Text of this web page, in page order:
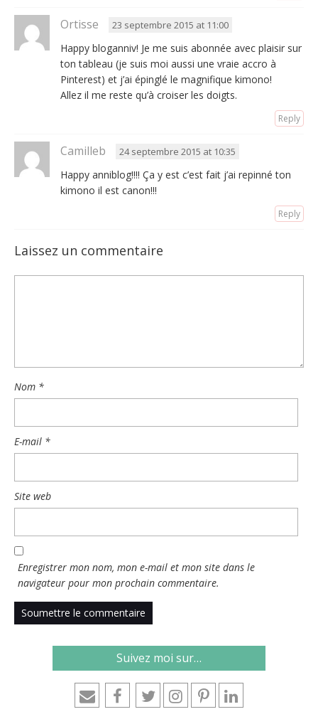
Ortisse 23 septembre 2015 at 11:00
Happy bloganniv! Je me suis abonnée avec plaisir sur
ton tableau (je suis moi aussi une vraie accro à
Pinterest) et j’ai épinglé le magnifique kimono!
Allez il me reste qu’à croiser les doigts.
Reply
Camilleb 24 septembre 2015 at 10:35
Happy anniblog!!!! Ça y est c’est fait j’ai repinné ton
kimono il est canon!!!
Reply
Laissez un commentaire
Nom *
E-mail *
Site web
Enregistrer mon nom, mon e-mail et mon site dans le
navigateur pour mon prochain commentaire.
Suivez moi sur…